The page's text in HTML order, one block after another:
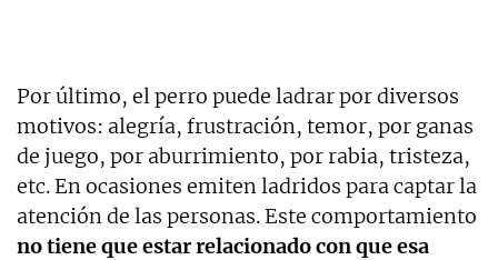
Por último, el perro puede ladrar por diversos
motivos: alegría, frustración, temor, por ganas
de juego, por aburrimiento, por rabia, tristeza,
etc. En ocasiones emiten ladridos para captar la
atención de las personas. Este comportamiento
no tiene que estar relacionado con que esa